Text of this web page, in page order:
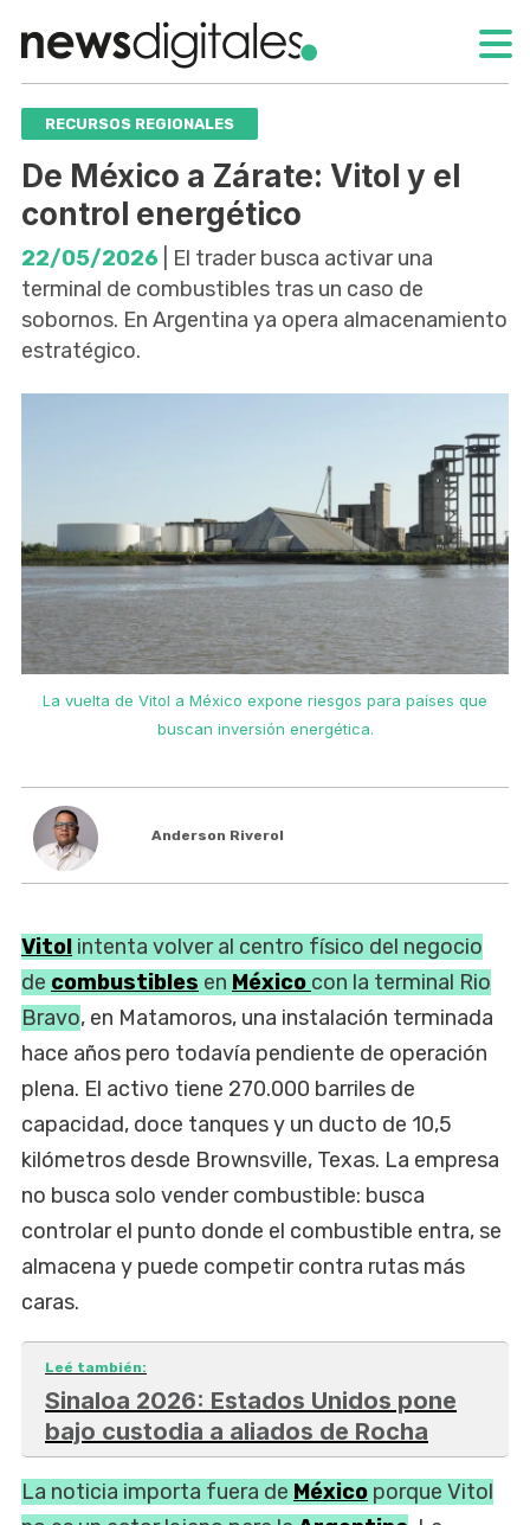
RECURSOS REGIONALES
De México a Zárate: Vitol y el
control energético
22/05/2026 | El trader busca activar una
terminal de combustibles tras un caso de
sobornos. En Argentina ya opera almacenamiento
estratégico.
La vuelta de Vitol a México expone riesgos para países que
buscan inversión energética.
Anderson Riverol
Vitol intenta volver al centro físico del negocio
de combustibles en México con la terminal Rio
Bravo, en Matamoros, una instalación terminada
hace años pero todavía pendiente de operación
plena. El activo tiene 270.000 barriles de
capacidad, doce tanques y un ducto de 10,5
kilómetros desde Brownsville, Texas. La empresa
no busca solo vender combustible: busca
controlar el punto donde el combustible entra, se
almacena y puede competir contra rutas más
caras.
Leé también:
Sinaloa 2026: Estados Unidos pone
bajo custodia a aliados de Rocha
La noticia importa fuera de México porque Vitol